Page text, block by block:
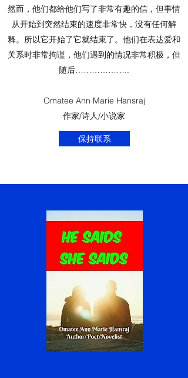
然而，他们都给他们写了非常有趣的信，但事情
从开始到突然结束的速度非常快，没有任何解
释。所以它开始了它就结束了。他们在表达爱和
关系时非常拘谨，他们遇到的情况非常积极，但
随后………………..
Omatee Ann Marie Hansraj
作家/诗人/小说家
保持联系